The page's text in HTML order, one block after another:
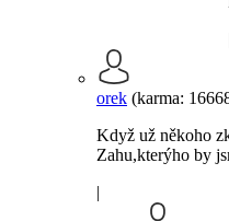
orek (karma:
Když už někoho
Zahu,kterýho by
|